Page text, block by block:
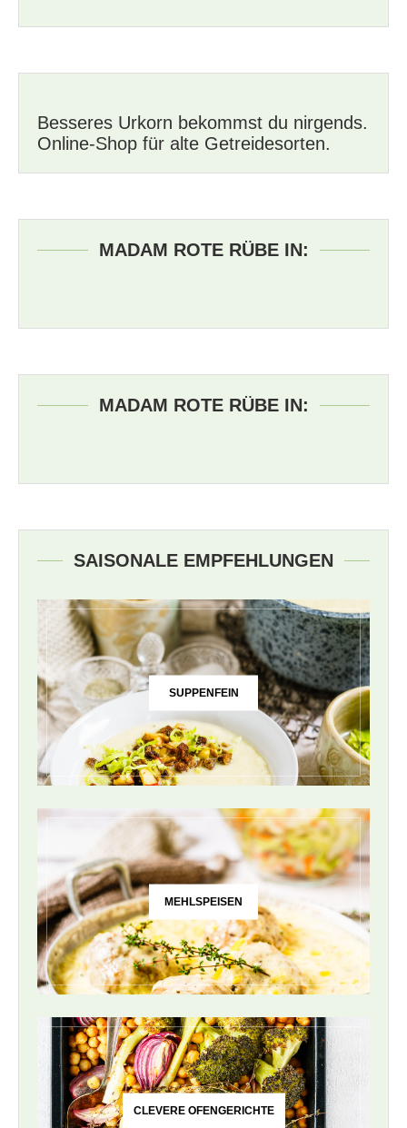
Besseres Urkorn bekommst du nirgends.
Online-Shop für alte Getreidesorten.
MADAM ROTE RÜBE IN:
MADAM ROTE RÜBE IN:
SAISONALE EMPFEHLUNGEN
SUPPENFEIN
MEHLSPEISEN
CLEVERE OFENGERICHTE